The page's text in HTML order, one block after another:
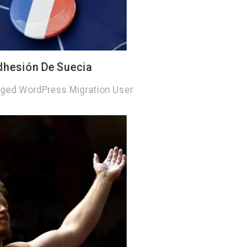
De Suecia
WordPress Migration User